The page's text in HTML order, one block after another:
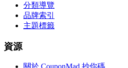
分類導覽
品牌索引
主題標籤
資源